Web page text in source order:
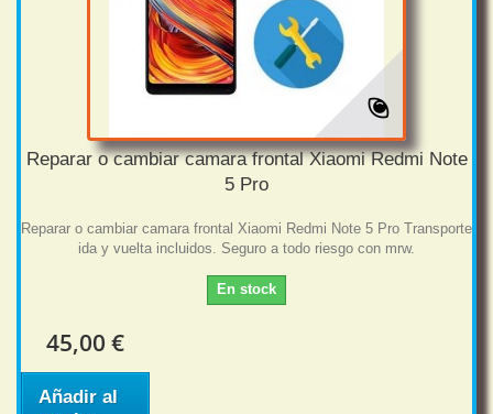
Reparar o cambiar camara frontal Xiaomi Redmi Note
5 Pro
Reparar o cambiar camara frontal Xiaomi Redmi Note 5 Pro Transporte
ida y vuelta incluidos. Seguro a todo riesgo con mrw.
En stock
45,00 €
Añadir al